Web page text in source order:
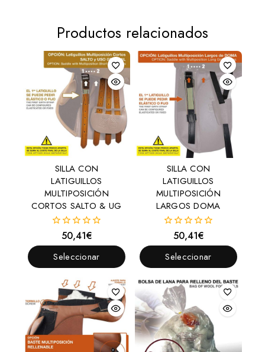
Productos relacionados
SILLA CON
LATIGUILLOS
MULTIPOSICIÓN
CORTOS SALTO & UG
fuera
de
5
50,41€
Seleccionar
SILLA CON
LATIGUILLOS
MULTIPOSICIÓN
LARGOS DOMA
fuera
de
5
50,41€
Seleccionar